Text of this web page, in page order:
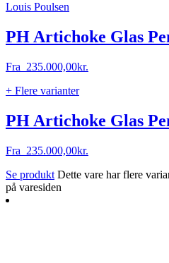
Louis Poulsen
PH Artichoke Glas
Fra 235.000,00kr.
+ Flere varianter
PH Artichoke Glas
Fra 235.000,00kr.
Se produkt Dette vare har flere
på varesiden